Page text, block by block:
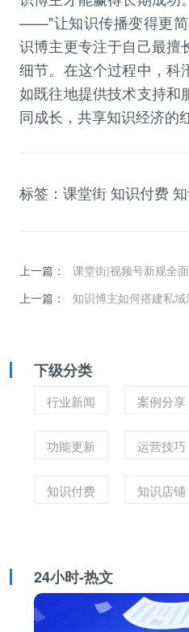
——"让知识传播变得更简
识博主更专注于自己最擅
细节。在这个过程中，科
如既往地提供技术支持和
同成长，共享知识经济的
标签： 课堂街 知识付费
上一篇：
课堂街|视频号新规全
上一篇：
知识博主如何搭建私域
下级分类
行业新闻 案例分享
功能更新 运营技巧
知识付费 知识店铺
24小时-热文